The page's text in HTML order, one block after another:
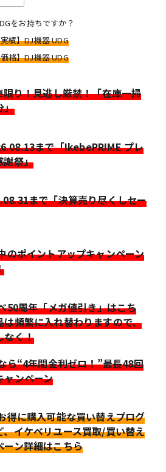
をお持ちですか？
績】DJ機器 UDG
格】DJ機器 UDG
り！見逃し厳禁！「在庫一掃
」
まで「IkebePRIME プレ
謝祭」
まで「決算売り尽くしセー
のポイントアップキャンペーン
50周年「メガ値引き」はこち
は頻繁に入れ替わりますので、
なく！
ら“4年間金利ゼロ！”最長48回
ャンペーン
得に購入可能な買い替えプログ
、イケベリユース買取/買い替え
ーン詳細はこちら